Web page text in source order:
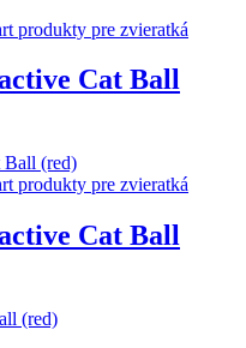
produkty pre zvieratká
Cat Ball
produkty pre zvieratká
Cat Ball
(red)